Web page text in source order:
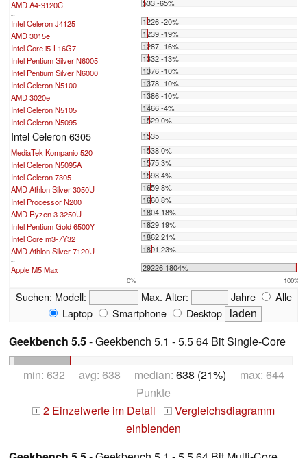
AMD A4-9120C 533 -65%
Intel Celeron J4125
1226 -20%
AMD 3015e
1239 -19%
Intel Core i5-L16G7
1287 -16%
Intel Pentium Silver N6005
1332 -13%
Intel Pentium Silver N6000
1376 -10%
Intel Celeron N5100
1378 -10%
AMD 3020e
1386 -10%
Intel Celeron N5105
1466 -4%
Intel Celeron N5095
1529 0%
Intel Celeron 6305
1535
MediaTek Kompanio 520
1538 0%
Intel Celeron N5095A
1575 3%
Intel Celeron 7305
1598 4%
AMD Athlon Silver 3050U
1659 8%
Intel Processor N200
1660 8%
AMD Ryzen 3 3250U
1804 18%
Intel Pentium Gold 6500Y
1829 19%
Intel Core m3-7Y32
1862 21%
AMD Athlon Silver 7120U
1891 23%
Apple M5 Max 29226 1804%
0% 100%
Suchen: Modell: Max. Alter: Jahre
Alle
Laptop
Smartphone Desktop
Geekbench 5.5- Geekbench 5.1 - 5.5 64 Bit Single-Core
min: 632 avg: 638 median: 638 (21%) max: 644
Punkte
+ 2 Einzelwerte im Detail + Vergleichsdiagramm
einblenden